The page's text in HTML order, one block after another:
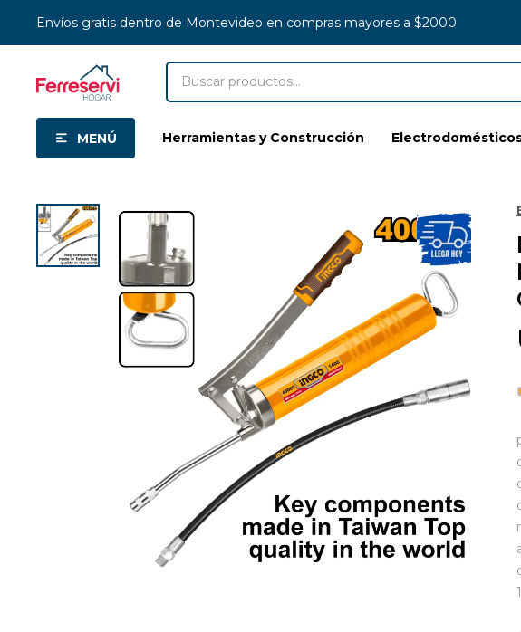
MENÚ Herramientas y Construcción
Envíos gratis dentro de Montevideo en compras mayores a $2000